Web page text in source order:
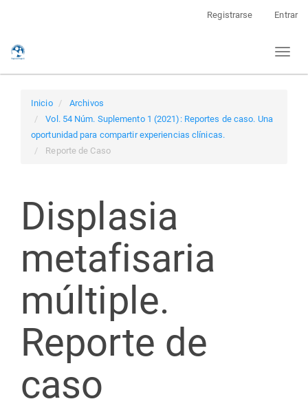
Registrarse Entrar
Toggle
Inicio
Archivos
Vol. 54 Núm. Suplemento 1 (2021): Reportes de caso. Una
oportunidad para compartir experiencias clínicas.
Reporte de Caso
Displasia
metafisaria
múltiple.
Reporte de
caso